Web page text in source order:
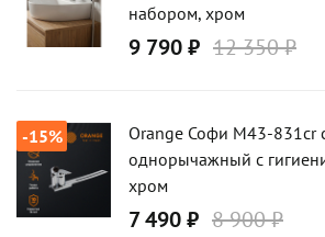
набором, хром
9 790 ₽ 12 350 ₽
-15%
Orange Софи M43-831cr
однорычажный с
хром
7 490 ₽ 8 900 ₽